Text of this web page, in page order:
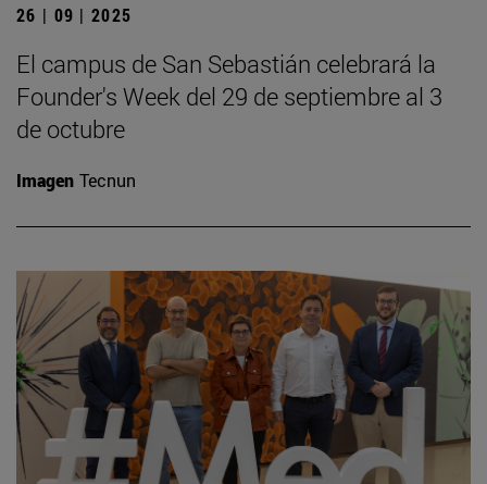
26 | 09 | 2025
El campus de San Sebastián celebrará la
Founder's Week del 29 de septiembre al 3
de octubre
Imagen Tecnun